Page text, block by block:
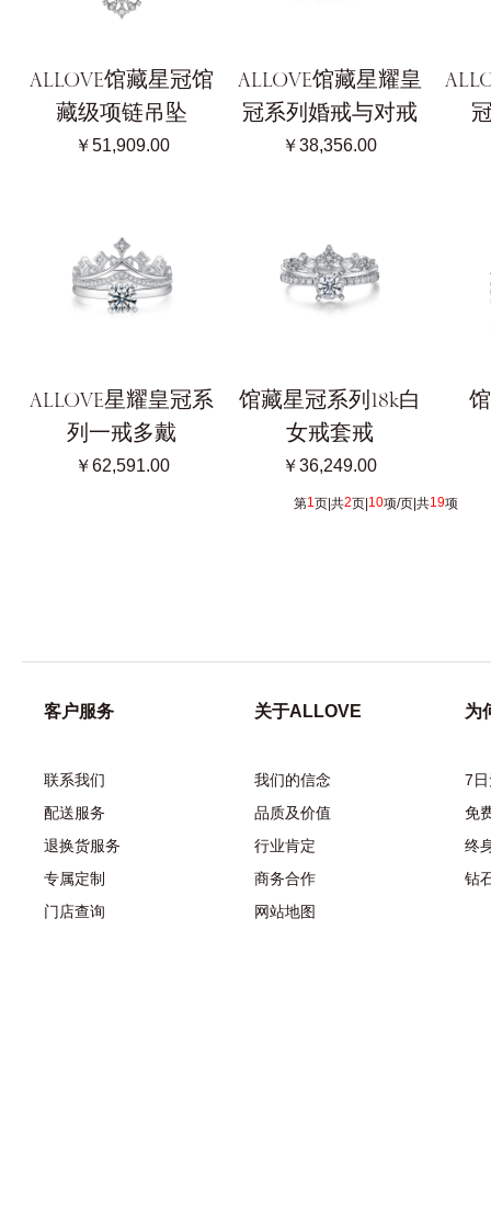
ALLOVE馆藏星冠馆
藏级项链吊坠
￥51,909.00
ALLOVE馆藏星耀皇
冠系列婚戒与对戒
￥38,356.00
ALLOVE星耀皇冠系
列一戒多戴
￥62,591.00
馆藏星冠系列18k白
女戒套戒
￥36,249.00
第1 页|共2页|10项/页|共19项 [
客户服务
联系我们
配送服务
退换货服务
专属定制
门店查询
关于ALLOVE
我们的信念
品质及价值
行业肯定
商务合作
网站地图
为
7
免
终
钻